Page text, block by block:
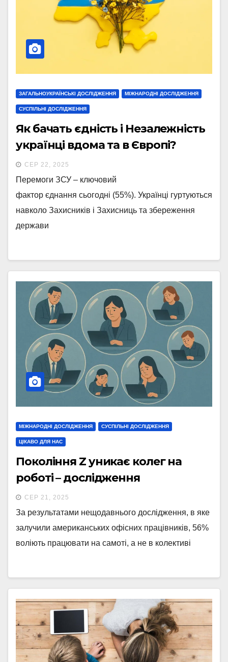
ЗАГАЛЬНОУКРАЇНСЬКІ ДОСЛІДЖЕННЯ МІЖНАРОДНІ ДОСЛІДЖЕННЯ
СУСПІЛЬНІ ДОСЛІДЖЕННЯ
Як бачать єдність і Незалежність
українці вдома та в Європі?
СЕР 22, 2025
Перемоги ЗСУ – ключовий
фактор єднання сьогодні (55%). Українці гуртуються
навколо Захисників і Захисниць та збереження
держави
МІЖНАРОДНІ ДОСЛІДЖЕННЯ СУСПІЛЬНІ ДОСЛІДЖЕННЯ
ЦІКАВО ДЛЯ НАС
Покоління Z уникає колег на
роботі – дослідження
СЕР 21, 2025
За результатами нещодавнього дослідження, в яке
залучили американських офісних працівників, 56%
воліють працювати на самоті, а не в колективі